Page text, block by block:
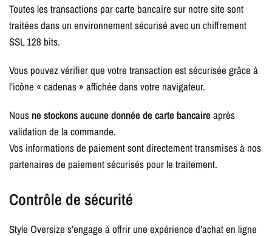
Toutes les transactions par carte bancaire sur notre site sont
traitées dans un environnement sécurisé avec un chiffrement
SSL 128 bits.
Vous pouvez vérifier que votre transaction est sécurisée grâce à
l’icône « cadenas » affichée dans votre navigateur.
Nous ne stockons aucune donnée de carte bancaireaprès
validation de la commande.
Vos informations de paiement sont directement transmises à nos
partenaires de paiement sécurisés pour le traitement.
Contrôle de sécurité
Style Oversize s’engage à offrir une expérience d’achat en ligne